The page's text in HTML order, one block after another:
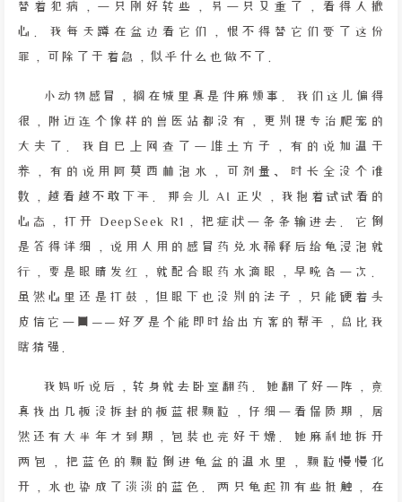
替着犯病，一只刚好转些，另一只又重了，看得人揪
心。我每天蹲在盆边看它们，恨不得替它们受了这份
罪，可除了干着急，似乎什么也做不了。
小动物感冒，搁在城里真是件麻烦事。我们这儿偏得
很，附近连个像样的兽医站都没有，更别提专治爬宠的
大夫了。我自己上网查了一堆土方子，有的说加温干
养，有的说用阿莫西林泡水，可剂量、时长全没个准
数，越看越不敢下手。那会儿 AI 正火，我抱着试试看的
心态，打开 DeepSeek R1，把症状一条条输进去。它倒
是答得详细，说用人用的感冒药兑水稀释后给龟浸泡就
行，要是眼睛发红，就配合眼药水滴眼，早晚各一次。
虽然心里还是打鼓，但眼下也没别的法子，只能硬着头
皮信它一回——好歹是个能即时给出方案的帮手，总比我
瞎猜强。
我妈听说后，转身就去卧室翻药。她翻了好一阵，竟
真找出几板没拆封的板蓝根颗粒，仔细一看保质期，居
然还有大半年才到期，包装也完好干燥。她麻利地拆开
两包，把蓝色的颗粒倒进龟盆的温水里，颗粒慢慢化
开，水也染成了淡淡的蓝色。两只龟起初有些抵触，在